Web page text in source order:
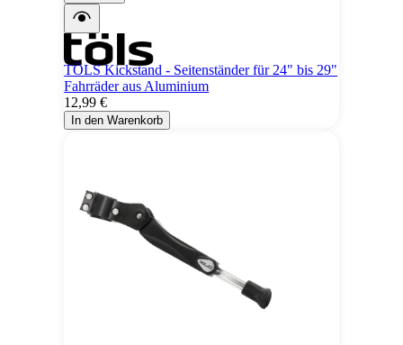
TÖLS Kickstand - Seitenständer für 24" bis 29"
Fahrräder aus Aluminium
12,99 €
In den Warenkorb